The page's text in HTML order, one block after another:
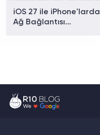
iOS 27 ile iPhone'larda
Ağ Bağlantısı